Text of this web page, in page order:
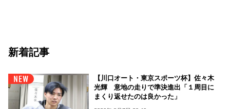
新着記事
【川口オート・東京スポーツ杯】佐々木
光輝 意地の走りで準決進出「１周目に
まくり返せたのは良かった」